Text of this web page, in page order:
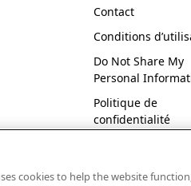
Contact
Conditions
Do Not Share My
Personal
Politique de
confidentialité
cookies to help the website